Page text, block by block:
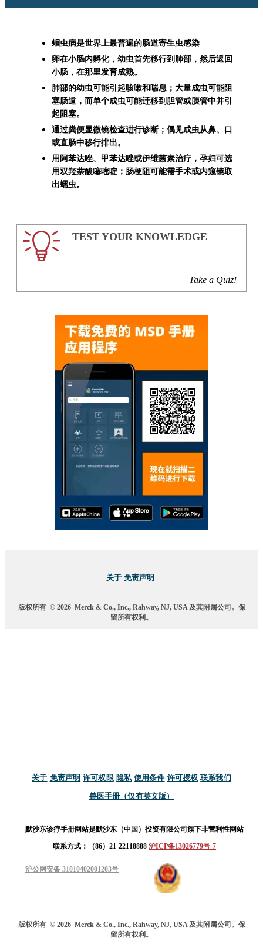
蛔虫病是世界上最普遍的肠道寄生虫感染
卵在小肠内孵化，幼虫首先移行到肺部，然后返回
小肠，在那里发育成熟。
肺部的幼虫可能引起咳嗽和喘息；大量成虫可能阻
塞肠道，而单个成虫可能迁移到胆管或胰管中并引
起阻塞。
通过粪便显微镜检查进行诊断；偶见成虫从鼻、口
或直肠中移行排出。
用阿苯达唑、甲苯达唑或伊维菌素治疗，孕妇可选
用双羟萘酸噻嘧啶；肠梗阻可能需手术或内窥镜取
出蠕虫。
TEST YOUR KNOWLEDGE
Take a Quiz!
关于 免责声明
版权所有 © 2026 Merck & Co., Inc., Rahway, NJ, USA 及其附属公司。保
留所有权利。
关于 免责声明 许可权限 隐私 使用条件 许可授权 联系我们
兽医手册（仅有英文版）
默沙东诊疗手册网站是默沙东（中国）投资有限公司旗下非营利性网站
联系方式：（86）21-22118888 沪ICP备13026779号-7
沪公网安备 31010402001203号
版权所有 © 2026 Merck & Co., Inc., Rahway, NJ, USA 及其附属公司。保
留所有权利。